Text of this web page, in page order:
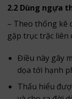
2.2 Dùng ngựa
– Theo thống kê
gặp trục trặc liên
Điều này gây
dọa tới hạnh
Thấu hiểu